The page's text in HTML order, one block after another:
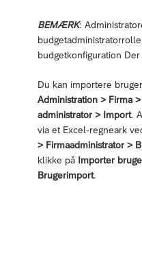
BEMÆRK:
budgetkonfiguration
Du kan importere
Administration > Firma
administrator > Import.
via et Excel-regneark
> Firmaadministrator >
klikke på Importer
Brugerimport.